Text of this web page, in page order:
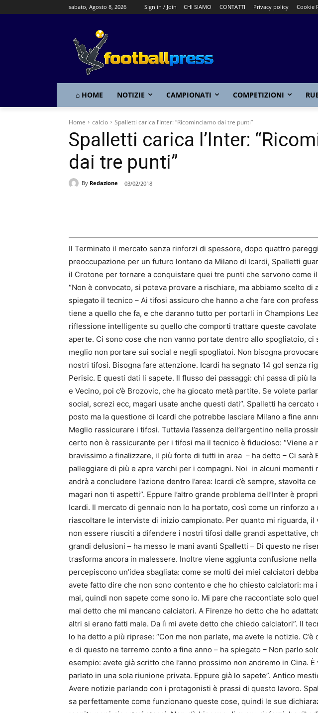
sabato, Agosto 8, 2026 Sign in / Join CHI SIAMO CONTATTI Privacy policy Cookie
⌂ HOME NOTIZIE CAMPIONATI COMPETIZIONI
Home calcio Spalletti carica l’Inter: “Ricominciamo dai tre punti”
Spalletti carica l’Inter:
dai tre punti”
By Redazione 03/02/2018
Il Terminato il mercato senza rinforzi di spessore, dopo quattro
preoccupazione per un futuro lontano da Milano di Icardi, Spalletti
il Crotone per tornare a conquistare quei tre punti che servono come
“Non è convocato, si poteva provare a rischiare, ma abbiamo scelto di
spiegato il tecnico – Ai tifosi assicuro che hanno a che fare con
tiene a quello che fa, e che daranno tutto per portarli in Champions
riflessione intelligente su quello che comporti trattare queste
aperte. Ci sono cose che non vanno portate dentro allo spogliatoio, ci
meglio non portare sui social e negli spogliatoi. Non bisogna
nostri tifosi. Bisogna fare attenzione. Icardi ha segnato 14 gol senza
Perisic. E questi dati li sapete. Il flusso dei passaggi: chi passa di più
e Vecino, poi c’è Brozovic, che ha giocato metà partite. Se volete
social, screzi ecc, magari usate anche questi dati”. Spalletti ha
posto ma la questione di Icardi che potrebbe lasciare Milano a fine
Meglio rassicurare i tifosi. Tuttavia l’assenza dell’argentino nella
certo non è rassicurante per i tifosi ma il tecnico è fiducioso: “Viene a
bravissimo a finalizzare, il più forte di tutti in area – ha detto – Ci sarà
palleggiare di più e apre varchi per i compagni. Noi in alcuni momenti
andrà a concludere l’azione dentro l’area: Icardi c’è sempre, stavolta
magari non ti aspetti”. Eppure l’altro grande problema dell’Inter è
Icardi. Il mercato di gennaio non lo ha portato, così come un rinforzo a
riascoltare le interviste di inizio campionato. Per quanto mi riguarda, il
non essere riusciti a difendere i nostri tifosi dalle grandi aspettative,
grandi delusioni – ha messo le mani avanti Spalletti – Di questo ne
trasforma ancora in malessere. Inoltre viene aggiunta confusione
percepiscono un’idea sbagliata: come se molti dei miei calciatori
avete fatto dire che non sono contento e che ho chiesto calciatori: ma
mai, quindi non sapete come sono io. Mi pare che raccontiate solo
mai detto che mi mancano calciatori. A Firenze ho detto che ho
altri si erano fatti male. Da lì mi avete detto che chiedo calciatori”. Il
lo ha detto a più riprese: “Con me non parlate, ma avete le notizie.
e di questo ne terremo conto a fine anno – ha spiegato – Non parlo
esempio: avete già scritto che l’anno prossimo non andremo in Cina.
parlato in una sola riunione privata. Eppure già lo sapete”. Antico
Avere notizie parlando con i protagonisti è prassi di questo lavoro.
sa perfettamente come funzionano queste cose, quindi le sue